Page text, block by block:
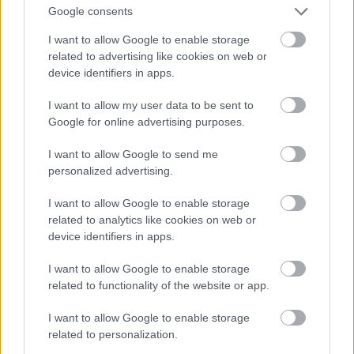
Google consents
I want to allow Google to enable storage
related to advertising like cookies on web or
device identifiers in apps.
I want to allow my user data to be sent to
Google for online advertising purposes.
I want to allow Google to send me
personalized advertising.
I want to allow Google to enable storage
related to analytics like cookies on web or
device identifiers in apps.
I want to allow Google to enable storage
related to functionality of the website or app.
I want to allow Google to enable storage
related to personalization.
nonāca LTRK kontā.
“Mēs biedriem izsūtām reklāmas,
uzaicinājumus piedalīties misijās, tāpēc par
administratīviem izdevumiem iekasējam
zināmu procentu,” atzīst Endziņš.
Skaitļi liecina, ka 10% no iespējami izkrāptās
naudas ir 62 tūkstoši eiro.
Kad LIAA sāka pievērst uzmanību šīm misijām un
sāka pārbaudīt atskaitēs sarakstīto, tad Ieva
Kalvāne (Strazdiņa) un Liene Meldere biedrību
“Motio biznesa inkubators” 2018. gadā likvidēja.
Atcelt Ziņot